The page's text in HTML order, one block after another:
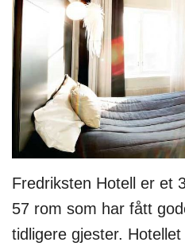
Fredriksten Hotell er et
57 rom som har fått
tidligere gjester.